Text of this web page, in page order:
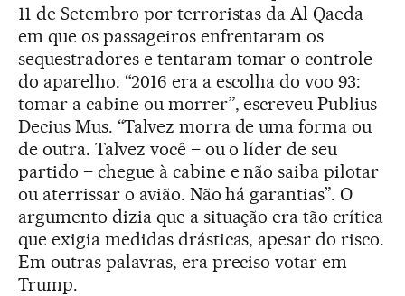
11 de Setembro por terroristas da Al Qaeda
em que os passageiros enfrentaram os
sequestradores e tentaram tomar o controle
do aparelho. “2016 era a escolha do voo 93:
tomar a cabine ou morrer”, escreveu Publius
Decius Mus. “Talvez morra de uma forma ou
de outra. Talvez você – ou o líder de seu
partido – chegue à cabine e não saiba pilotar
ou aterrissar o avião. Não há garantias”. O
argumento dizia que a situação era tão crítica
que exigia medidas drásticas, apesar do risco.
Em outras palavras, era preciso votar em
Trump.